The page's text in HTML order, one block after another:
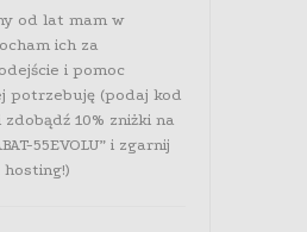
od lat mam w
ich za
i pomoc
potrzebuję (podaj kod
i zdobądź 10% zniżki na
55EVOLU” i zgarnij
hosting!)